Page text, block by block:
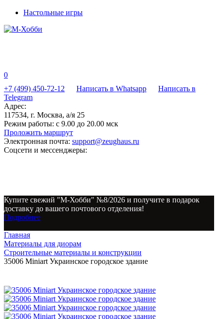
Настольные игры
0
+7 (499) 450-72-12
Написать в Whatsapp
Написать в
Telegram
Адрес:
117534, г. Москва, а/я 25
Режим работы: с 9.00 до 20.00 мск
Проложить маршрут
Электронная почта: support@zeughaus.ru
Соцсети и мессенджеры:
Купите свежий "М-Хобби" №8/2026 и получите в подарок
доставку до вашего почтового отделения!
Подробнее
Главная
Материалы для диорам
Строительные материалы и конструкции
35006 Miniart Украинское городское здание